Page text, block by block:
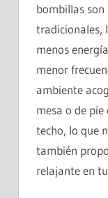
bombillas son
tradicionales,
menos
menor
ambiente
mesa o de pie
techo, lo que
también
relajante en